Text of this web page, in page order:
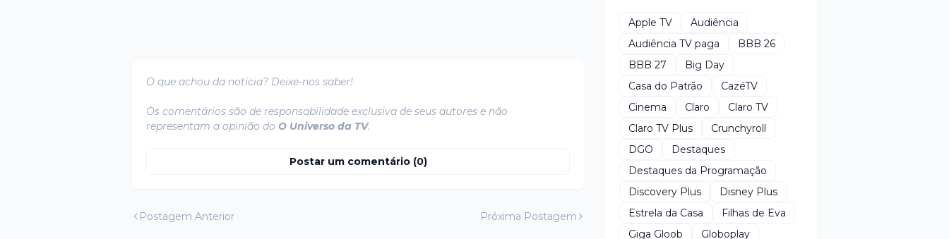
O que achou da notícia? Deixe-nos saber!
Os comentários são de responsabilidade exclusiva de seus autores e não
representam a opinião do O Universo da TV.
Postar um comentário (0)
Postagem Anterior Próxima Postagem
Apple TV
Audiência
Audiência TV paga
BBB 26
BBB 27
Big Day
Casa do Patrão
CazéTV
Cinema
Claro
Claro TV
Claro TV Plus
Crunchyroll
DGO
Destaques
Destaques da Programação
Discovery Plus
Disney Plus
Estrela da Casa
Filhas de Eva
Giga Gloob
Globoplay